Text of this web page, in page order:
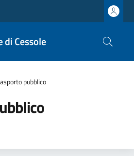
di Cessole
pubblico